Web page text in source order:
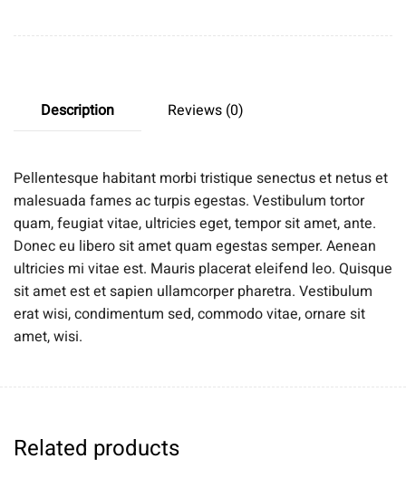
Description Reviews (0)
Pellentesque habitant morbi tristique senectus et netus et
malesuada fames ac turpis egestas. Vestibulum tortor
quam, feugiat vitae, ultricies eget, tempor sit amet, ante.
Donec eu libero sit amet quam egestas semper. Aenean
ultricies mi vitae est. Mauris placerat eleifend leo. Quisque
sit amet est et sapien ullamcorper pharetra. Vestibulum
erat wisi, condimentum sed, commodo vitae, ornare sit
amet, wisi.
Related products